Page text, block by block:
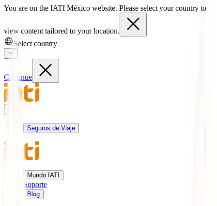
You are on the IATI México website. Please select your country to
view content tailored to your location.
Select country
Continue
Seguros de Viaje
Mundo IATI
Soporte
Blog